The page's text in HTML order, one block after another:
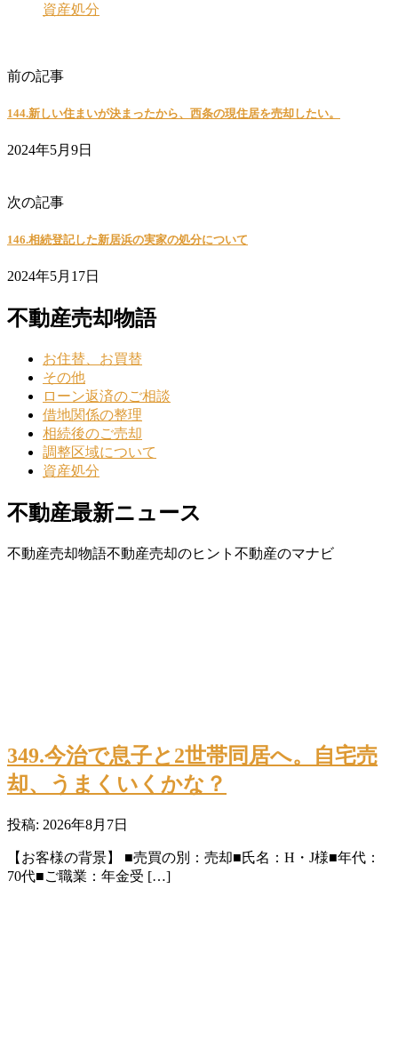
資産処分
前の記事
144.新しい住まいが決まったから、西条の現住居を売却したい。
2024年5月9日
次の記事
146.相続登記した新居浜の実家の処分について
2024年5月17日
不動産売却物語
お住替、お買替
その他
ローン返済のご相談
借地関係の整理
相続後のご売却
調整区域について
資産処分
不動産最新ニュース
不動産売却物語不動産売却のヒント 不動産のマナビ
349.今治で息子と2世帯同居へ。自宅売
却、うまくいくかな？
投稿: 2026年8月7日
【お客様の背景】 ■売買の別：売却■氏名：H・J様■年代：
70代■ご職業：年金受 […]